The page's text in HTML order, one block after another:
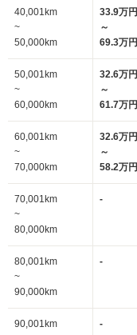
40,001km
~
50,000km
33.9万円
～
69.3万円
50,001km
~
60,000km
32.6万円
～
61.7万円
60,001km
~
70,000km
32.6万円
～
58.2万円
70,001km
~
80,000km
-
80,001km
~
90,000km
-
90,001km
-